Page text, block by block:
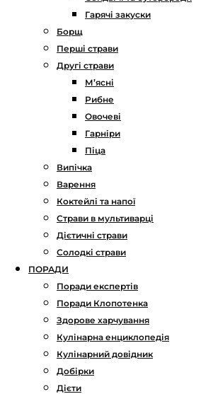
Гарячі закуски
Борщ
Перші страви
Другі страви
М’ясні
Рибне
Овочеві
Гарніри
Піца
Випічка
Варення
Коктейлі та напої
Страви в мультиварці
Дієтичні страви
Солодкі страви
ПОРАДИ
Поради експертів
Поради Клопотенка
Здорове харчування
Кулінарна енциклопедія
Кулінарний довідник
Добірки
Дієти